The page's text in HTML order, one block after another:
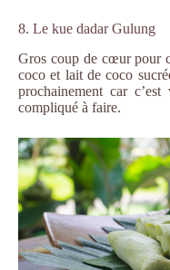
8. Le kue dadar Gulung
Gros coup de cœur pour
coco et lait de coco
prochainement car
compliqué à faire.